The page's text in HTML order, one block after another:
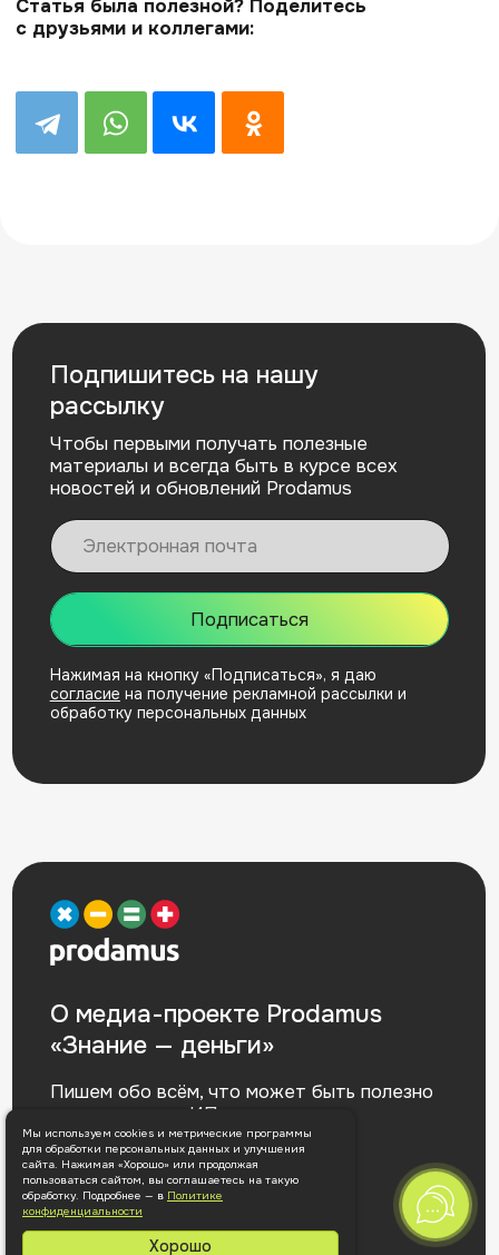
Мы используем cookies и метрические программы
для обработки персональных данных и улучшения
сайта. Нажимая «Хорошо» или продолжая
пользоваться сайтом, вы соглашаетесь на такую
обработку. Подробнее — в Политике
конфиденциальности
Хорошо